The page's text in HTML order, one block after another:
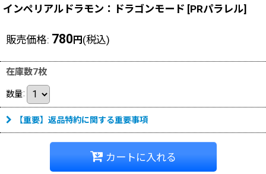
インペリアルドラモン：ドラゴンモード [PRパラレル]
販売価格: 780 円 (税込)
在庫数7枚
数量:
【重要】返品特約に関する重要事項
カートに入れる